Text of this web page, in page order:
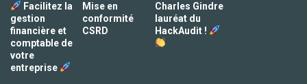
Facilitez la
gestion
financière et
comptable de
votre
entreprise
Mise en
conformité
CSRD
Charles Gindre
lauréat du
HackAudit !